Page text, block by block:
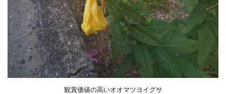
観賞価値の高いオオマツヨイグサ